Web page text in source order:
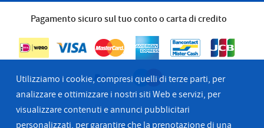
Pagamento sicuro sul tuo conto o carta di credito
Utilizziamo i cookie, compresi quelli di terze parti, per
analizzare e ottimizzare i nostri siti Web e servizi, per
visualizzare contenuti e annunci pubblicitari
personalizzati, per garantire che la prenotazione di una